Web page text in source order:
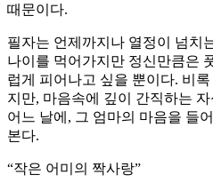
때문이다.
필자는 언제까지나 열정이 넘치
나이를 먹어가지만 정신만큼은
럽게 피어나고 싶을 뿐이다. 비
지만, 마음속에 깊이 간직하는
어느 날에, 그 엄마의 마음을 들
본다.
“작은 어미의 짝사랑”